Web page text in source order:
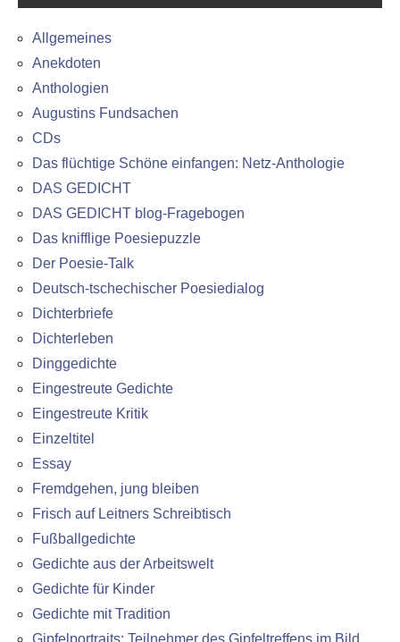
Allgemeines
Anekdoten
Anthologien
Augustins Fundsachen
CDs
Das flüchtige Schöne einfangen: Netz-Anthologie
DAS GEDICHT
DAS GEDICHT blog-Fragebogen
Das knifflige Poesiepuzzle
Der Poesie-Talk
Deutsch-tschechischer Poesiedialog
Dichterbriefe
Dichterleben
Dinggedichte
Eingestreute Gedichte
Eingestreute Kritik
Einzeltitel
Essay
Fremdgehen, jung bleiben
Frisch auf Leitners Schreibtisch
Fußballgedichte
Gedichte aus der Arbeitswelt
Gedichte für Kinder
Gedichte mit Tradition
Gipfelportraits: Teilnehmer des Gipfeltreffens im Bild